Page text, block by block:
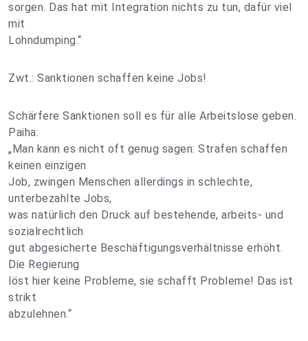
sorgen. Das hat mit Integration nichts zu tun, dafür viel
mit
Lohndumping.“
Zwt.: Sanktionen schaffen keine Jobs!
Schärfere Sanktionen soll es für alle Arbeitslose geben.
Paiha:
„Man kann es nicht oft genug sagen: Strafen schaffen
keinen einzigen
Job, zwingen Menschen allerdings in schlechte,
unterbezahlte Jobs,
was natürlich den Druck auf bestehende, arbeits- und
sozialrechtlich
gut abgesicherte Beschäftigungsverhältnisse erhöht.
Die Regierung
löst hier keine Probleme, sie schafft Probleme! Das ist
strikt
abzulehnen.“